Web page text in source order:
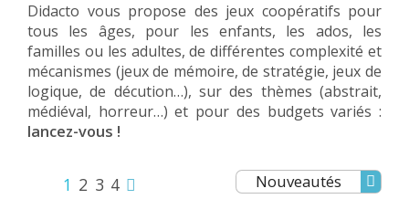
Didacto vous propose des jeux coopératifs pour
tous les âges, pour les enfants, les ados, les
familles ou les adultes, de différentes complexité et
mécanismes (jeux de mémoire, de stratégie, jeux de
logique, de décution…), sur des thèmes (abstrait,
médiéval, horreur…) et pour des budgets variés :
lancez-vous !
1 2 3 4 Nouveautés